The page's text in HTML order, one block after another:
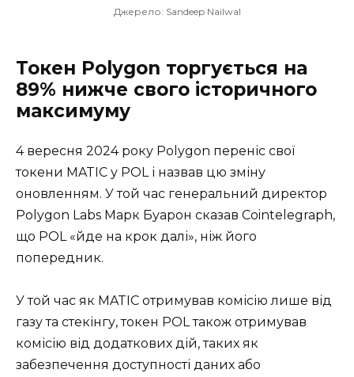
Джерело: Sandeep Nailwal
Токен Polygon торгується на
89% нижче свого історичного
максимуму
4 вересня 2024 року Polygon переніс свої
токени MATIC у POL і назвав цю зміну
оновленням. У той час генеральний директор
Polygon Labs Марк Буарон сказав Cointelegraph,
що POL «йде на крок далі», ніж його
попередник.
У той час як MATIC отримував комісію лише від
газу та стекінгу, токен POL також отримував
комісію від додаткових дій, таких як
забезпечення доступності даних або